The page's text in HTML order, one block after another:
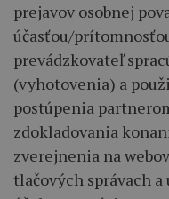
prejavov osobnej
účasťou/
prevádzkovateľ
(vyhotovenia) a
postúpenia
zdokladovania
zverejnenia na
tlačových správach